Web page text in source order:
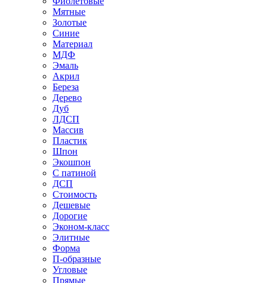
Мятные
Золотые
Синие
Материал
МДФ
Эмаль
Акрил
Береза
Дерево
Дуб
ЛДСП
Массив
Пластик
Шпон
Экошпон
С патиной
ДСП
Стоимость
Дешевые
Дорогие
Эконом-класс
Элитные
Форма
П-образные
Угловые
Прямые